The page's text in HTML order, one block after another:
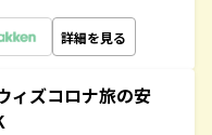
詳細を見る
ィズコロナ旅の安